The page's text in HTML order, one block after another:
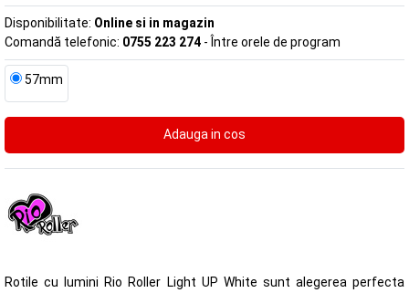
Disponibilitate: Online si in magazin
Comandă telefonic: 0755 223 274 - Între orele de program
57mm
Rotile cu lumini Rio Roller Light UP White sunt alegerea perfecta